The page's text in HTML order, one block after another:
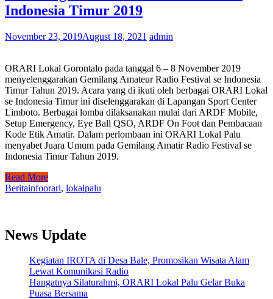
Indonesia Timur 2019
November 23, 2019August 18, 2021 admin
ORARI Lokal Gorontalo pada tanggal 6 – 8 November 2019
menyelenggarakan Gemilang Amateur Radio Festival se Indonesia
Timur Tahun 2019. Acara yang di ikuti oleh berbagai ORARI Lokal
se Indonesia Timur ini diselenggarakan di Lapangan Sport Center
Limboto. Berbagai lomba dilaksanakan mulai dari ARDF Mobile,
Setup Emergency, Eye Ball QSO, ARDF On Foot dan Pembacaan
Kode Etik Amatir. Dalam perlombaan ini ORARI Lokal Palu
menyabet Juara Umum pada Gemilang Amatir Radio Festival se
Indonesia Timur Tahun 2019.
Read More
Beritainfoorari, lokalpalu
News Update
Kegiatan IROTA di Desa Bale, Promosikan Wisata Alam
Lewat Komunikasi Radio
Hangatnya Silaturahmi, ORARI Lokal Palu Gelar Buka
Puasa Bersama